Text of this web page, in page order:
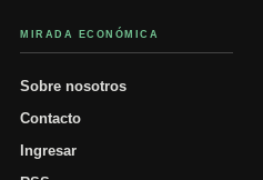
MIRADA ECONÓMICA
Sobre nosotros
Contacto
Ingresar